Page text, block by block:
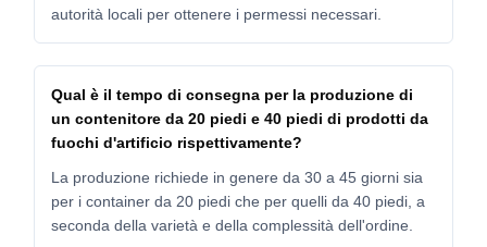
autorità locali per ottenere i permessi necessari.
Qual è il tempo di consegna per la produzione di
un contenitore da 20 piedi e 40 piedi di prodotti da
fuochi d'artificio rispettivamente?
La produzione richiede in genere da 30 a 45 giorni sia
per i container da 20 piedi che per quelli da 40 piedi, a
seconda della varietà e della complessità dell'ordine.